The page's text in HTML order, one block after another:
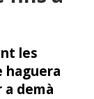
les
haguera
demà